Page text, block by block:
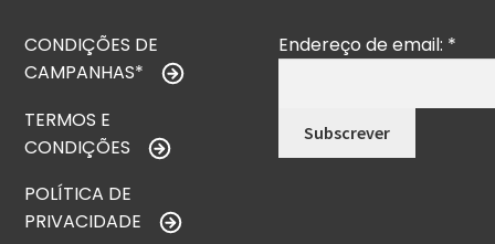
CONDIÇÕES DE
CAMPANHAS*
TERMOS E
CONDIÇÕES
POLÍTICA DE
PRIVACIDADE
Endereço de email: *